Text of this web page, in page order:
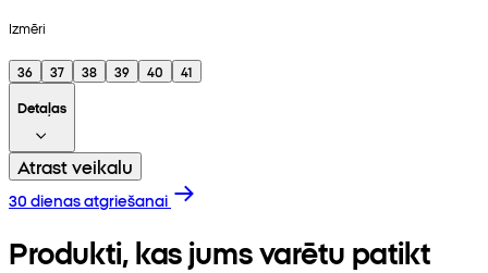
Izmēri
36 37 38 39 40
41
Detaļas
Atrast veikalu
30 dienas atgriešanai
Produkti, kas jums varētu patikt